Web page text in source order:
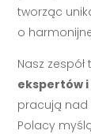
tworząc
o
Nasz zespół
ekspertów
pracują nad
Polacy